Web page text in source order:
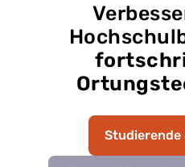
Studierende